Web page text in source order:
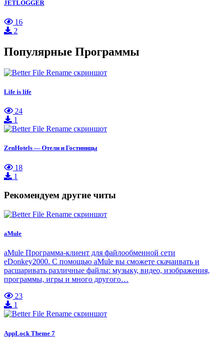
JETLOGGER
16
2
Популярные Программы
Life is life
24
1
ZenHotels — Отели и Гостиницы
18
1
Рекомендуем другие читы
aMule
aMule Программа-клиент для файлообменной сети
eDonkey2000. С помощью aMule вы сможете скачаивать и
расшаривать различные файлы: музыку, видео, изображения,
программы, игры и много другого…
23
1
AppLock Theme 7